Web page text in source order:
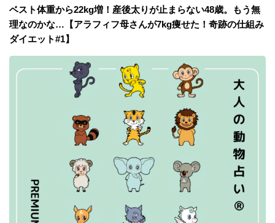
ベスト体重から22kg増！産後太りが止まらない48歳。もう無
理なのかな…【アラフィフ母さんが7kg痩せた！奇跡の仕組み
ダイエット#1】